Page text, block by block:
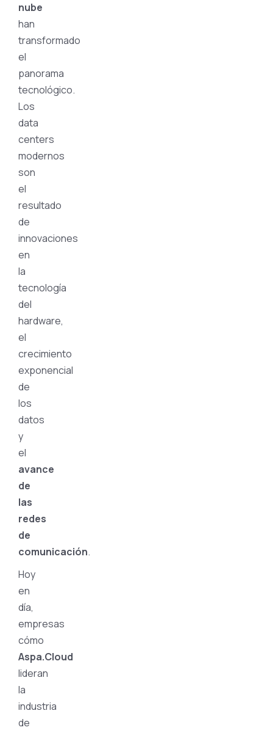
nube
han
transformado
el
panorama
tecnológico.
Los
data
centers
modernos
son
el
resultado
de
innovaciones
en
la
tecnología
del
hardware,
el
crecimiento
exponencial
de
los
datos
y
el
avance
de
las
redes
de
comunicación.
Hoy
en
día,
empresas
cómo
Aspa.Cloud
lideran
la
industria
de